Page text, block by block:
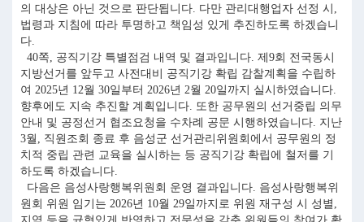
의 대상은 아닌 것으로 판단됩니다. 다만 관리대행업자 선정 시,
법령과 지침에 따라 투명하고 책임성 있게 추진하도록 하겠습니
다.
40쪽, 공직기강 특별점검 내역 및 결과입니다. 제9회 전국동시
지방선거를 앞두고 사전대비 공직기강 확립 감찰계획을 수립하
여 2025년 12월 30일부터 2026년 2월 20일까지 실시하였습니다.
향후에도 지속 추진할 계획입니다. 또한 공무원의 선거중립 의무
안내 및 공정선거 협조요청을 수차례 공문 시행하였습니다. 지난
3월, 직원조회 종료 후 음성군 선거관리위원회에서 공무원의 정
치적 중립 관련 교육을 실시하는 등 공직기강 확립에 철저를 기
하도록 하겠습니다.
다음은 음성사랑행복위원회 운영 결과입니다. 음성사랑행복위
원회 위원 임기는 2026년 10월 29일까지로 위원 재구성 시 성별,